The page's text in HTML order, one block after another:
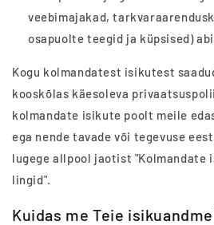
veebimajakad,
osapuolte teegid ja küpsised)
Kogu kolmandatest isikutest
kooskõlas käesoleva
kolmandate isikute poolt meile
ega nende tavade või tegevuse
lugege allpool jaotist "Kolmandate
lingid".
Kuidas me Teie